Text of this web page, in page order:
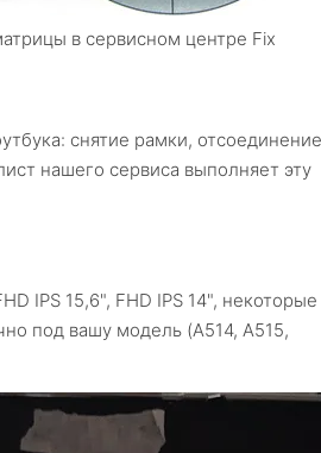
в сервисном центре Fix
снятие рамки, отсоединение
нашего сервиса выполняет эту
IPS 15,6", FHD IPS 14", некоторые
под вашу модель (A514, A515,